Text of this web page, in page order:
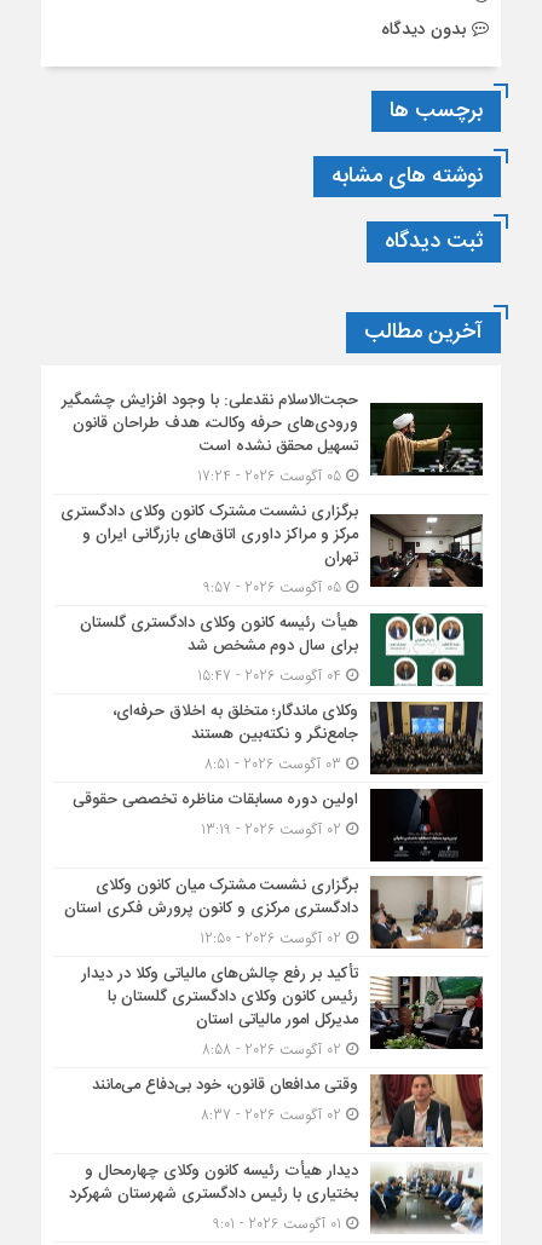
بدون دیدگاه
برچسب ها
نوشته های مشابه
ثبت دیدگاه
آخرین مطالب
حجت‌الاسلام نقدعلی: با وجود افزایش چشمگیر
ورودی‌های حرفه وکالت، هدف طراحان قانون
تسهیل محقق نشده است
05 آگوست 2026 - 17:24
برگزاری نشست مشترک کانون وکلای دادگستری
مرکز و مراکز داوری اتاق‌های بازرگانی ایران و
تهران
05 آگوست 2026 - 9:57
هیأت ‌رئیسه کانون وکلای دادگستری گلستان
برای سال دوم مشخص شد
وکلای ماندگار؛ متخلق به اخلاق حرفه‌ای،
جامع‌نگر و نکته‌بین هستند
اولین دوره مسابقات مناظره تخصصی حقوقی
برگزاری نشست مشترک میان کانون وکلای
دادگستری مرکزی و کانون پرورش فکری استان
تأکید بر رفع چالش‌های مالیاتی وکلا در دیدار
رئیس کانون وکلای دادگستری گلستان با
مدیرکل امور مالیاتی استان
وقتی مدافعان قانون، خود بی‌دفاع می‌مانند
دیدار هیأت رئیسه کانون وکلای چهارمحال و
بختیاری با رئیس دادگستری شهرستان شهرکرد